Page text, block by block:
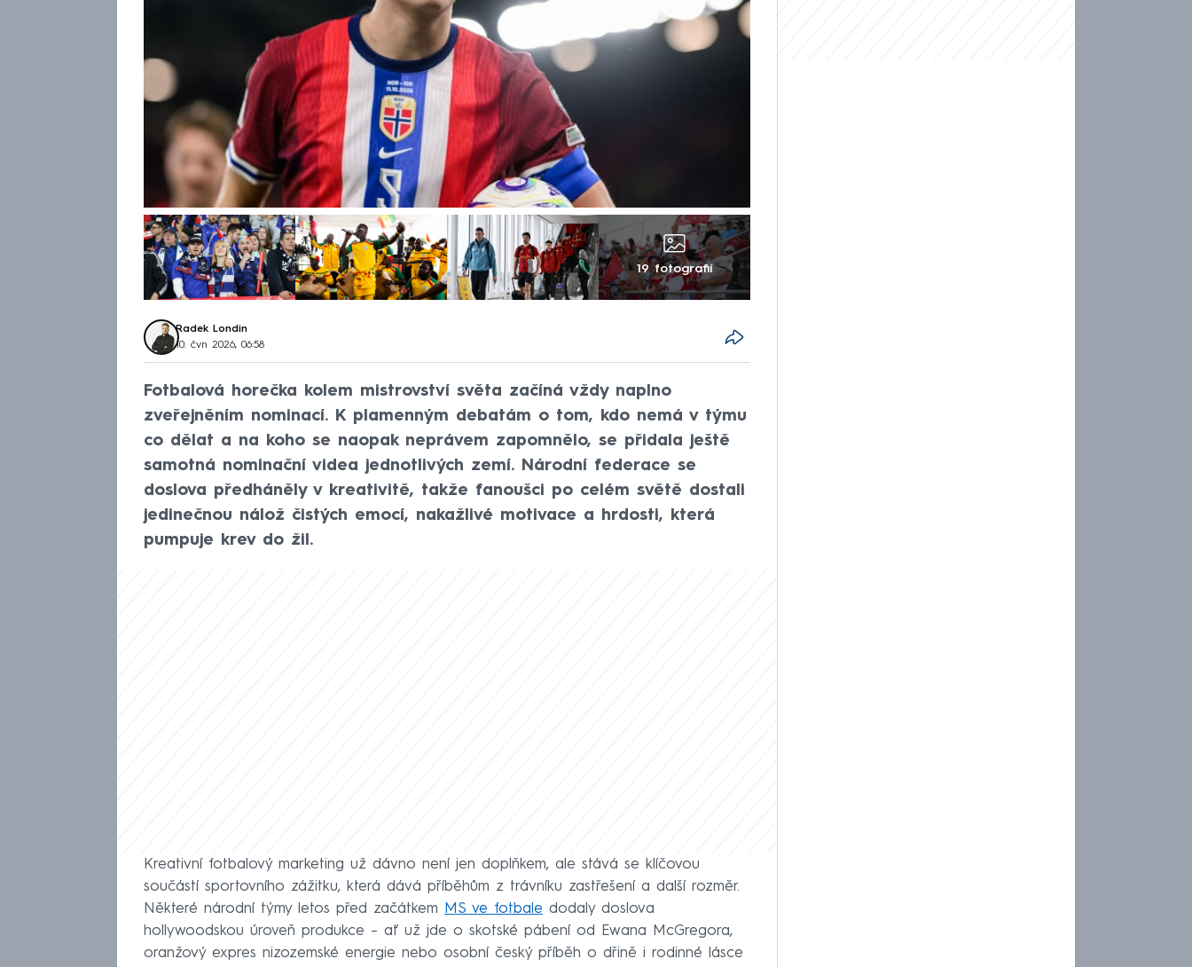
19 fotografií
Radek Londin
10. čvn 2026, 06:58
Fotbalová horečka kolem mistrovství světa začíná vždy naplno
zveřejněním nominací. K plamenným debatám o tom, kdo nemá v týmu
co dělat a na koho se naopak neprávem zapomnělo, se přidala ještě
samotná nominační videa jednotlivých zemí. Národní federace se
doslova předháněly v kreativitě, takže fanoušci po celém světě dostali
jedinečnou nálož čistých emocí, nakažlivé motivace a hrdosti, která
pumpuje krev do žil.
Kreativní fotbalový marketing už dávno není jen doplňkem, ale stává se klíčovou
součástí sportovního zážitku, která dává příběhům z trávníku zastřešení a další rozměr.
Některé národní týmy letos před začátkem
MS ve fotbale dodaly doslova
hollywoodskou úroveň produkce – ať už jde o skotské pábení od Ewana McGregora,
oranžový expres nizozemské energie nebo osobní český příběh o dřině i rodinné lásce